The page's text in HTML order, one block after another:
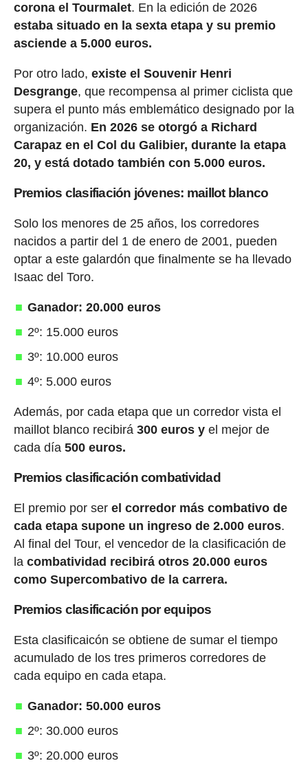
corona el Tourmalet. En la edición de 2026
estaba situado en la sexta etapa y su premio
asciende a 5.000 euros.
Por otro lado, existe el Souvenir Henri
Desgrange, que recompensa al primer ciclista que
supera el punto más emblemático designado por la
organización. En 2026 se otorgó a Richard
Carapaz en el Col du Galibier, durante la etapa
20, y está dotado también con 5.000 euros.
Premios clasifiación jóvenes: maillot blanco
Solo los menores de 25 años, los corredores
nacidos a partir del 1 de enero de 2001, pueden
optar a este galardón que finalmente se ha llevado
Isaac del Toro.
Ganador: 20.000 euros
2º: 15.000 euros
3º: 10.000 euros
4º: 5.000 euros
Además, por cada etapa que un corredor vista el
maillot blanco recibirá 300 euros y el mejor de
cada día 500 euros.
Premios clasificación combatividad
El premio por ser el corredor más combativo de
cada etapa supone un ingreso de 2.000 euros.
Al final del Tour, el vencedor de la clasificación de
la combatividad recibirá otros 20.000 euros
como Supercombativo de la carrera.
Premios clasificación por equipos
Esta clasificaicón se obtiene de sumar el tiempo
acumulado de los tres primeros corredores de
cada equipo en cada etapa.
Ganador: 50.000 euros
2º: 30.000 euros
3º: 20.000 euros